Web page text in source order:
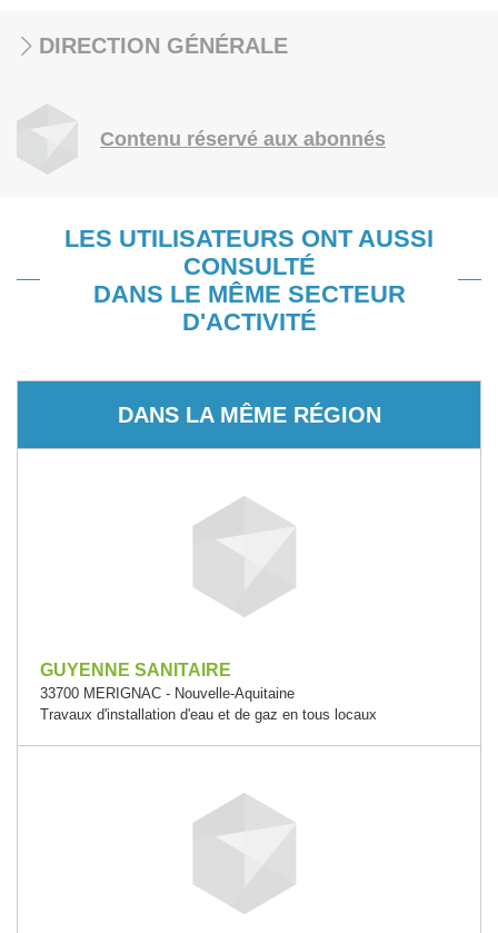
DIRECTION GÉNÉRALE
Contenu réservé aux abonnés
LES UTILISATEURS ONT AUSSI
CONSULTÉ
DANS LE MÊME SECTEUR
D'ACTIVITÉ
DANS LA MÊME RÉGION
GUYENNE SANITAIRE
33700 MERIGNAC - Nouvelle-Aquitaine
Travaux d'installation d'eau et de gaz en tous locaux